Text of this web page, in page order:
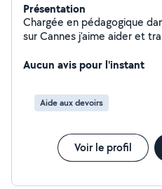
Présentation
Chargée en pédagogique
sur Cannes j'aime aider et
difficulté scolaire ou pour les
prédilection sont les maths
j'interviens également pour
exercices d'application.
confiance. Tarif 25 /h
Aucun avis pour l'instant
Aide aux devoirs
Voir le profil